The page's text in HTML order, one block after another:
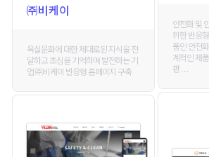
㈜비케이
욕실문화에 대한 제대로된 지식을 전
달하고 초심을 기억하며 발전하는 기
업 ㈜비케이 반응형 홈페이지 구축
안전화 및
위한 반응
품인 안전
계적인 제
판 . . .